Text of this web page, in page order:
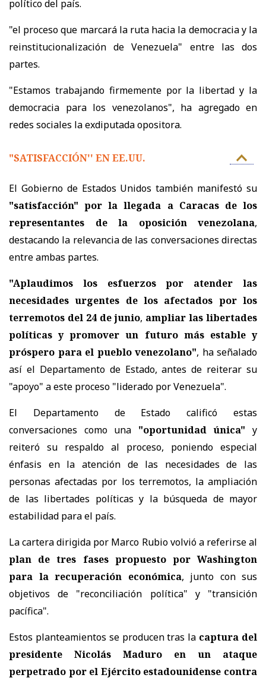
político del país.
"el proceso que marcará la ruta hacia la democracia y la
reinstitucionalización de Venezuela" entre las dos
partes.
"Estamos trabajando firmemente por la libertad y la
democracia para los venezolanos", ha agregado en
redes sociales la exdiputada opositora.
"SATISFACCIÓN'' EN EE.UU.
El Gobierno de Estados Unidos también manifestó su
"satisfacción" por la llegada a Caracas de los
representantes de la oposición venezolana,
destacando la relevancia de las conversaciones directas
entre ambas partes.
"Aplaudimos los esfuerzos por atender las
necesidades urgentes de los afectados por los
terremotos del 24 de junio, ampliar las libertades
políticas y promover un futuro más estable y
próspero para el pueblo venezolano", ha señalado
así el Departamento de Estado, antes de reiterar su
"apoyo" a este proceso "liderado por Venezuela".
El Departamento de Estado calificó estas
conversaciones como una "oportunidad única" y
reiteró su respaldo al proceso, poniendo especial
énfasis en la atención de las necesidades de las
personas afectadas por los terremotos, la ampliación
de las libertades políticas y la búsqueda de mayor
estabilidad para el país.
La cartera dirigida por Marco Rubio volvió a referirse al
plan de tres fases propuesto por Washington
para la recuperación económica, junto con sus
objetivos de "reconciliación política" y "transición
pacífica".
Estos planteamientos se producen tras la captura del
presidente Nicolás Maduro en un ataque
perpetrado por el Ejército estadounidense contra